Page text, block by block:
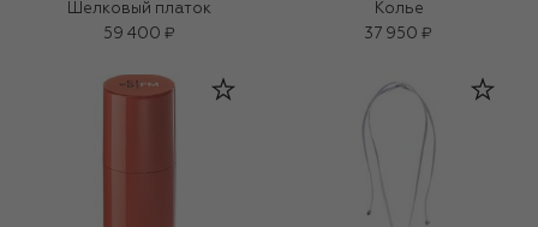
Шелковый платок
59 400 ₽
Колье
37 950 ₽